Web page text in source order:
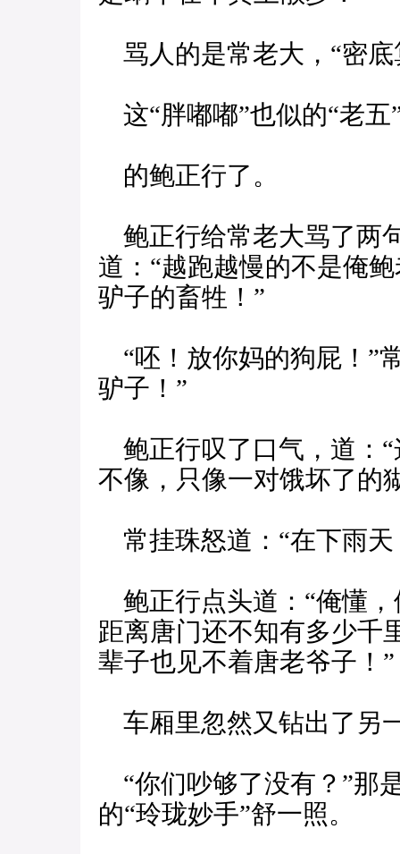
骂人的是常老大，“密底
这“胖嘟嘟”也似的“老五
的鲍正行了。
鲍正行给常老大骂了两
道：“越跑越慢的不是俺
驴子的畜牲！”
“呸！放你妈的狗屁！”
驴子！”
鲍正行叹了口气，道：
不像，只像一对饿坏了的
常挂珠怒道：“在下雨天
鲍正行点头道：“俺懂
距离唐门还不知有多少千
辈子也见不着唐老爷子！”
车厢里忽然又钻出了另
“你们吵够了没有？”那
的“玲珑妙手”舒一照。